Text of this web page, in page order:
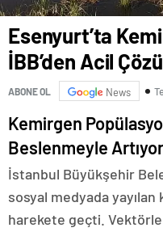
Esenyurt’ta
İBB’den Acil
ABONE OL News
Kemirgen
Beslenmeyle Artıyor
İstanbul Büyükşehir
sosyal medyada
harekete geçti.